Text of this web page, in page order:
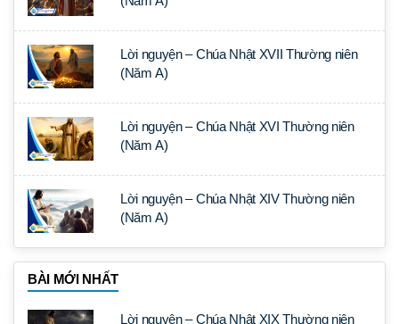
Lời nguyện – Chúa Nhật XVII Thường niên
(Năm A)
Lời nguyện – Chúa Nhật XVI Thường niên
(Năm A)
Lời nguyện – Chúa Nhật XIV Thường niên
(Năm A)
BÀI MỚI NHẤT
Lời nguyện – Chúa Nhật XIX Thường niên